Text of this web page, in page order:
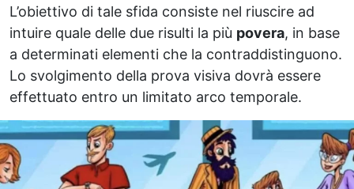
L’obiettivo di tale sfida consiste nel riuscire ad
intuire quale delle due risulti la più povera, in base
a determinati elementi che la contraddistinguono.
Lo svolgimento della prova visiva dovrà essere
effettuato entro un limitato arco temporale.